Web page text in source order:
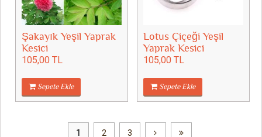
Şakayık Yeşil Yaprak
Kesici
105,00 TL
Sepete Ekle
Lotus Çiçeği Yeşil
Yaprak Kesici
105,00 TL
Sepete Ekle
1 2 3